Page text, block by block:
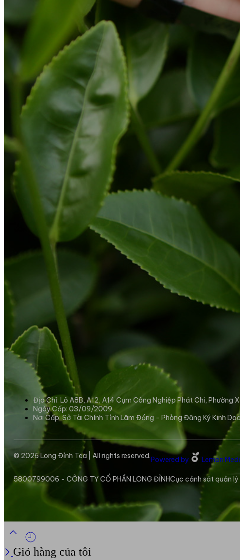
Địa Chỉ: Lô A8B, A12, A14 Cụm Công Nghiệp Phát Chi,
Ngày Cấp: 03/09/2009
Nơi Cấp: Sở Tài Chính Tỉnh Lâm Đồng - Phòng Đăng Ký Kinh
© 2026 Long Đỉnh Tea | All rights reserved.Powered by Lemon
5800799006 - CÔNG TY CỔ PHẦN LONG ĐỈNHCục cảnh sát quản
Giỏ hàng của tôi